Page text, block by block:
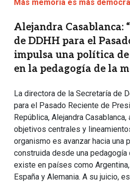
Más memoria es más
Alejandra Casablanca:
de DDHH para el
impulsa una política de
en la pedagogía de la
La directora de la Secretaría de
para el Pasado Reciente de
República, Alejandra
objetivos centrales y
organismo es avanzar hacia una
construida desde una pedagogía
existe en países como
España y Alemania. A su juicio,